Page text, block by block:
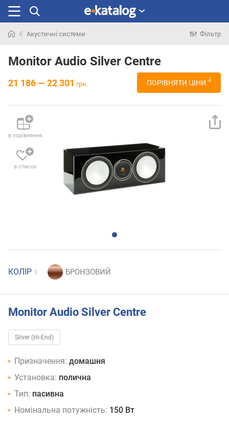
раніше
Акустичні системи Фільтр
Monitor Audio Silver Centre
21 186 — 22 301 грн. ПОРІВНЯТИ ЦІНИ 4
в порівняння
в список
КОЛІР 1
Monitor Audio Silver Centre
Silver (Hi-End)
Призначення: домашня
Установка: полична
Тип: пасивна
Номінальна потужність: 150 Вт